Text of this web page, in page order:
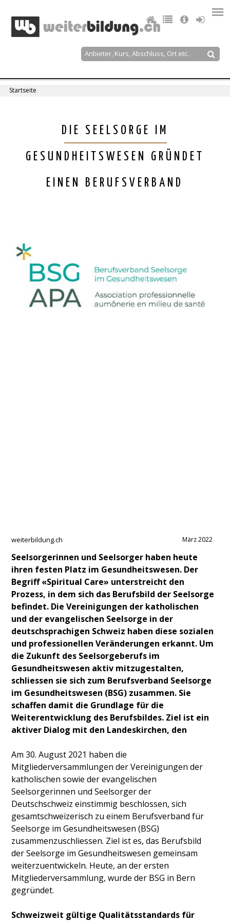
navigation
Suche
Startseite
DIE SEELSORGE IM
GESUNDHEITSWESEN GRÜNDET
EINEN BERUFSVERBAND
weiterbildung.ch März 2022
Seelsorgerinnen und Seelsorger haben heute
ihren festen Platz im Gesundheitswesen. Der
Begriff «Spiritual Care» unterstreicht den
Prozess, in dem sich das Berufsbild der Seelsorge
befindet. Die Vereinigungen der katholischen
und der evangelischen Seelsorge in der
deutschsprachigen Schweiz haben diese sozialen
und professionellen Veränderungen erkannt. Um
die Zukunft des Seelsorgeberufs im
Gesundheitswesen aktiv mitzugestalten,
schliessen sie sich zum Berufsverband Seelsorge
im Gesundheitswesen (BSG) zusammen. Sie
schaffen damit die Grundlage für die
Weiterentwicklung des Berufsbildes. Ziel ist ein
aktiver Dialog mit den Landeskirchen, den
Am 30. August 2021 haben die
Mitgliederversammlungen der Vereinigungen der
katholischen sowie der evangelischen
Seelsorgerinnen und Seelsorger der
Deutschschweiz einstimmig beschlossen, sich
gesamtschweizerisch zu einem Berufsverband für
Seelsorge im Gesundheitswesen (BSG)
zusammenzuschliessen. Ziel ist es, das Berufsbild
der Seelsorge im Gesundheitswesen gemeinsam
weiterzuentwickeln. Heute, an der ersten
Mitgliederversammlung, wurde der BSG in Bern
gegründet.
Schweizweit gültige Qualitätsstandards für